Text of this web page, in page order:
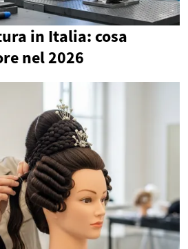
in Italia: cosa
nel 2026